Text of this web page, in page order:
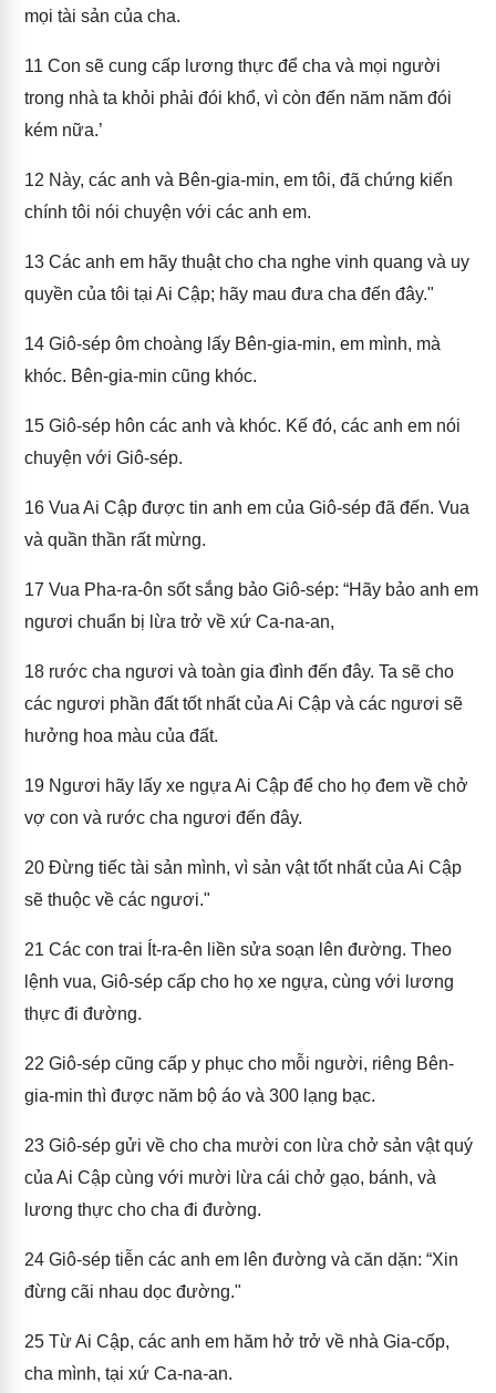
mọi tài sản của cha.
11 Con sẽ cung cấp lương thực để cha và mọi người
trong nhà ta khỏi phải đói khổ, vì còn đến năm năm đói
kém nữa.’
12 Này, các anh và Bên-gia-min, em tôi, đã chứng kiến
chính tôi nói chuyện với các anh em.
13 Các anh em hãy thuật cho cha nghe vinh quang và uy
quyền của tôi tại Ai Cập; hãy mau đưa cha đến đây."
14 Giô-sép ôm choàng lấy Bên-gia-min, em mình, mà
khóc. Bên-gia-min cũng khóc.
15 Giô-sép hôn các anh và khóc. Kế đó, các anh em nói
chuyện với Giô-sép.
16 Vua Ai Cập được tin anh em của Giô-sép đã đến. Vua
và quần thần rất mừng.
17 Vua Pha-ra-ôn sốt sắng bảo Giô-sép: “Hãy bảo anh em
ngươi chuẩn bị lừa trở về xứ Ca-na-an,
18 rước cha ngươi và toàn gia đình đến đây. Ta sẽ cho
các ngươi phần đất tốt nhất của Ai Cập và các ngươi sẽ
hưởng hoa màu của đất.
19 Ngươi hãy lấy xe ngựa Ai Cập để cho họ đem về chở
vợ con và rước cha ngươi đến đây.
20 Đừng tiếc tài sản mình, vì sản vật tốt nhất của Ai Cập
sẽ thuộc về các ngươi."
21 Các con trai Ít-ra-ên liền sửa soạn lên đường. Theo
lệnh vua, Giô-sép cấp cho họ xe ngựa, cùng với lương
thực đi đường.
22 Giô-sép cũng cấp y phục cho mỗi người, riêng Bên-
gia-min thì được năm bộ áo và 300 lạng bạc.
23 Giô-sép gửi về cho cha mười con lừa chở sản vật quý
của Ai Cập cùng với mười lừa cái chở gạo, bánh, và
lương thực cho cha đi đường.
24 Giô-sép tiễn các anh em lên đường và căn dặn: “Xin
đừng cãi nhau dọc đường."
25 Từ Ai Cập, các anh em hăm hở trở về nhà Gia-cốp,
cha mình, tại xứ Ca-na-an.